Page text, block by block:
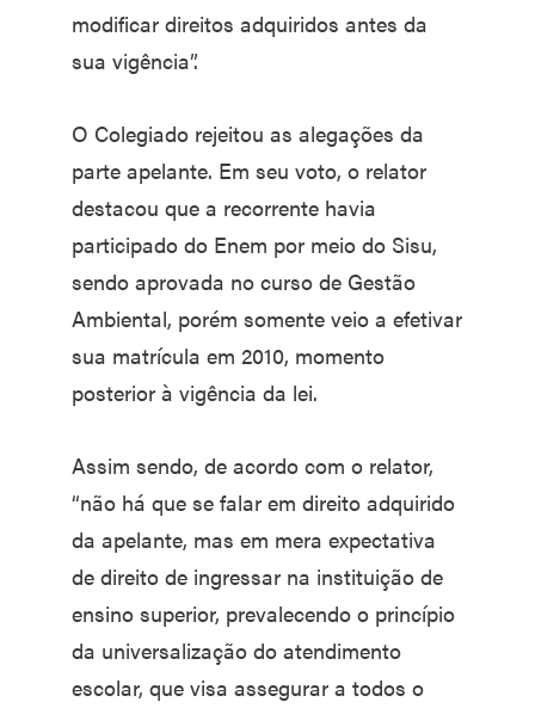
modificar direitos adquiridos antes da
sua vigência”.
O Colegiado rejeitou as alegações da
parte apelante. Em seu voto, o relator
destacou que a recorrente havia
participado do Enem por meio do Sisu,
sendo aprovada no curso de Gestão
Ambiental, porém somente veio a efetivar
sua matrícula em 2010, momento
posterior à vigência da lei.
Assim sendo, de acordo com o relator,
“não há que se falar em direito adquirido
da apelante, mas em mera expectativa
de direito de ingressar na instituição de
ensino superior, prevalecendo o princípio
da universalização do atendimento
escolar, que visa assegurar a todos o